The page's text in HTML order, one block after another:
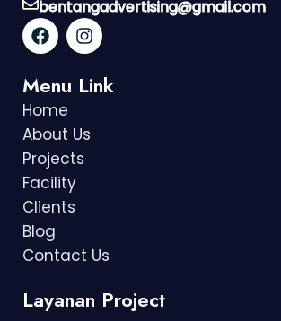
bentangadvertising@gmail.com
Menu Link
Home
About Us
Projects
Facility
Clients
Blog
Contact Us
Layanan Project